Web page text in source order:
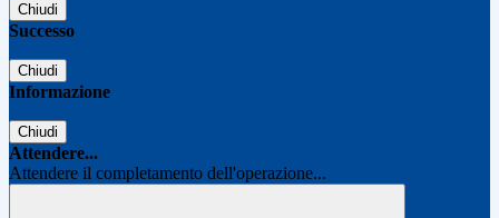
Chiudi
Successo
Chiudi
Informazione
Chiudi
Attendere...
Attendere il completamento dell'operazione...